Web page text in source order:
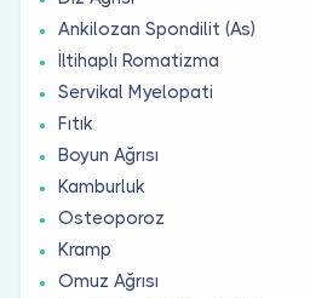
Ankilozan Spondilit (As)
İltihaplı Romatizma
Servikal Myelopati
Fıtık
Boyun Ağrısı
Kamburluk
Osteoporoz
Kramp
Omuz Ağrısı